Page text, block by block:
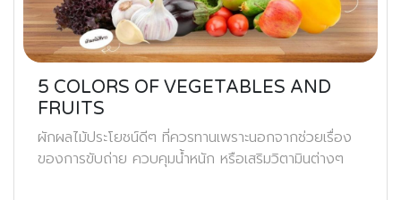
5 COLORS OF VEGETABLES AND
FRUITS
ผักผลไม้ประโยชน์ดีๆ ที่ควรทานเพราะนอกจากช่วยเรื่อง
ของการขับถ่าย ควบคุมน้ำหนัก หรือเสริมวิตามินต่างๆ